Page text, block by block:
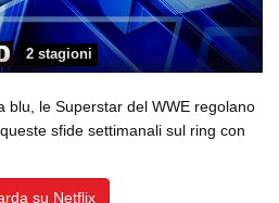
2 stagioni
blu, le Superstar del WWE regolano
sfide settimanali sul ring con
su Netflix